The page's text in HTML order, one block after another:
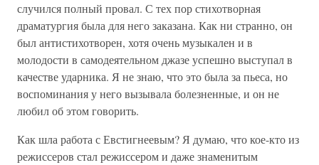
случился полный провал. С тех пор стихотворная
драматургия была для него заказана. Как ни странно, он
был антистихотворен, хотя очень музыкален и в
молодости в самодеятельном джазе успешно выступал в
качестве ударника. Я не знаю, что это была за пьеса, но
воспоминания у него вызывала болезненные, и он не
любил об этом говорить.
Как шла работа с Евстигнеевым? Я думаю, что кое-кто из
режиссеров стал режиссером и даже знаменитым